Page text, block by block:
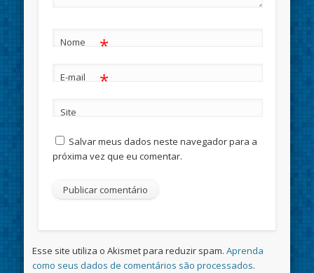
Nome *
E-mail *
Site
Salvar meus dados neste navegador para a
próxima vez que eu comentar.
Esse site utiliza o Akismet para reduzir spam.Aprenda
como seus dados de comentários são processados.